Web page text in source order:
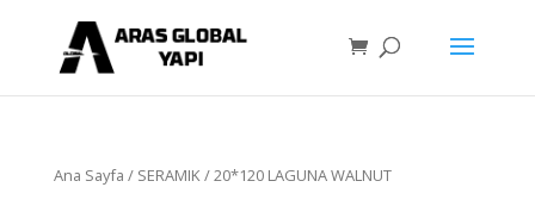
Ana Sayfa / SERAMIK/ 20*120 LAGUNA WALNUT